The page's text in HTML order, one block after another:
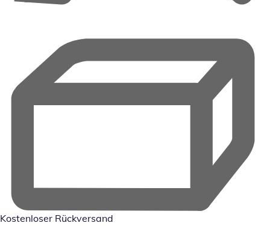
Kostenloser Rückversand